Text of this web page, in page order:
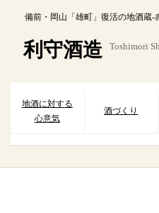
備前・岡山「雄町」復活の地酒蔵-
利守酒造 Toshimori
地酒に対する
心意気
酒づくり